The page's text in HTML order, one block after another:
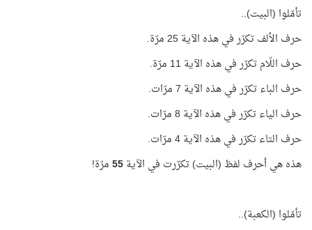
تأمّلوا (البيت)..
حرف الألف تكرّر في هذه الآية 25 مرّة.
حرف اللّام تكرّر في هذه الآية 11 مرّة.
حرف الباء تكرّر في هذه الآية 7 مرّات.
حرف الياء تكرّر في هذه الآية 8 مرّات.
حرف التاء تكرّر في هذه الآية 4 مرّات.
هذه هي أحرف لفظ (البيت) تكرّرت في الآية55مرّة!
تأمّلوا (الكعبة)..